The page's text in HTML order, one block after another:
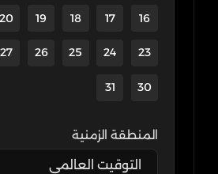
16
17
18
19
20
23
24
25
26
27
30
31
المنطقة الزمنية
التوقيت العالمي